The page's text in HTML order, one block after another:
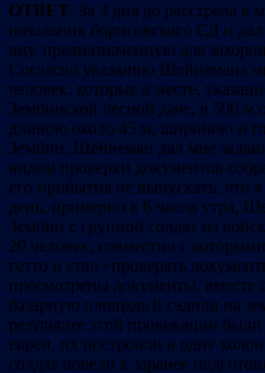
ОТВЕТ. За 3 дня до расстрела
начальник борисовского СД и
яму, предназначенную для
Согласно указанию Шейнемана
человек, которые в месте,
Зембинской лесной даче, в 500
длиною около 45 м, шириною и
Зембин, Шейнеман дал мне
видом проверки документов
его прибытия не выпускать, что
день, примерно в 6 часов утра,
Зембин с группой солдат из
20 человек, совместно с
гетто и стал «проверять
просмотрены документы, вместе
базарную площадь й садили на
результате этой провокации
евреи, их построили в одну
солдат повели к заранее